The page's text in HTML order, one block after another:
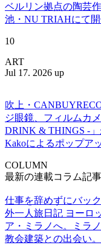
ベルリン拠点の陶芸
池・NU TRIAHにて開
10
ART
Jul 17. 2026 up
吹上・
ジ眼鏡、フィルムカ
DRINK & THINGS -
Kakoによるポップア
COLUMN
最新の連載コラム記事
仕事を辞めずにバッ
外一人旅日記 ヨーロ
ア・ミラノへ。ミラ
教会建築との出会い。